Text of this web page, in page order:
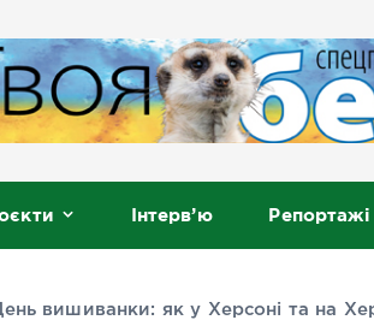
Інтерв’ю Репортажі
вишиванки: як у Херсоні та на